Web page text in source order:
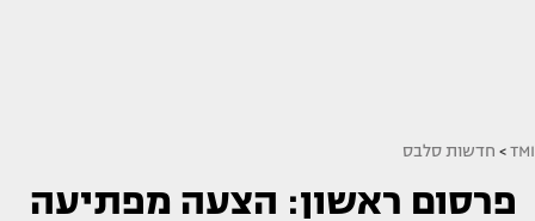
TMI
> חדשות סלבס
פרסום ראשון: הצעה מפתיעה